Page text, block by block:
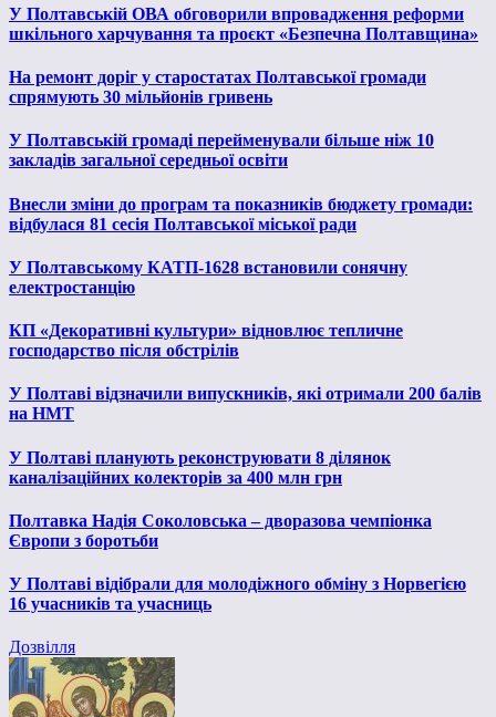
У Полтавській ОВА обговорили впровадження реформи
шкільного харчування та проєкт «Безпечна Полтавщина»
На ремонт доріг у старостатах Полтавської громади
спрямують 30 мільйонів гривень
У Полтавській громаді перейменували більше ніж 10
закладів загальної середньої освіти
Внесли зміни до програм та показників бюджету громади:
відбулася 81 сесія Полтавської міської ради
У Полтавському КАТП-1628 встановили сонячну
електростанцію
КП «Декоративні культури» відновлює тепличне
господарство після обстрілів
У Полтаві відзначили випускників, які отримали 200 балів
на НМТ
У Полтаві планують реконструювати 8 ділянок
каналізаційних колекторів за 400 млн грн
Полтавка Надія Соколовська – дворазова чемпіонка
Європи з боротьби
У Полтаві відібрали для молодіжного обміну з Норвегією
16 учасників та учасниць
Дозвілля